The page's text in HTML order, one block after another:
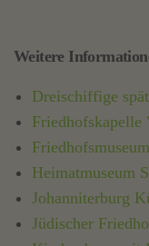
Weitere
Dreischiffige
Friedhofskapelle
Heimatmuseum
Johanniterburg
Jüdischer